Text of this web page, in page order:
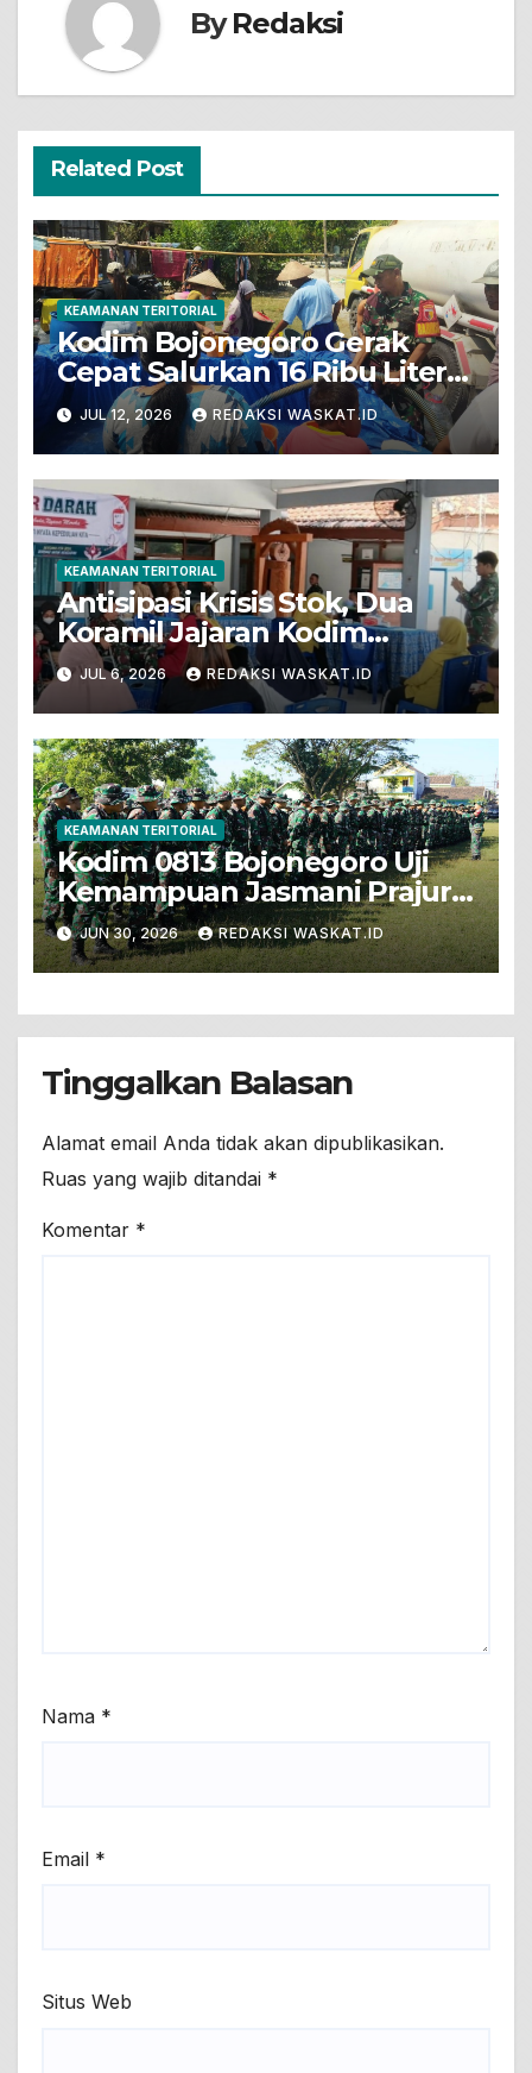
ByRedaksi
Related Post
KEAMANAN TERITORIAL
Kodim Bojonegoro Gerak
Cepat Salurkan 16 Ribu Liter
Air Bersih Untuk Warga
Terdampak Kekeringan
JUL 12, 2026 REDAKSI WASKAT.ID
KEAMANAN TERITORIAL
Antisipasi Krisis Stok, Dua
Koramil Jajaran Kodim
Bojonegoro Gelar Bakti Sosial
Donor Darah
JUL 6, 2026 REDAKSI WASKAT.ID
KEAMANAN TERITORIAL
Kodim 0813 Bojonegoro Uji
Kemampuan Jasmani Prajurit
Dengan PSJM Sistem Blok
JUN 30, 2026 REDAKSI WASKAT.ID
Tinggalkan Balasan
Alamat email Anda tidak akan dipublikasikan.
Ruas yang wajib ditandai *
Komentar *
Nama *
Email *
Situs Web